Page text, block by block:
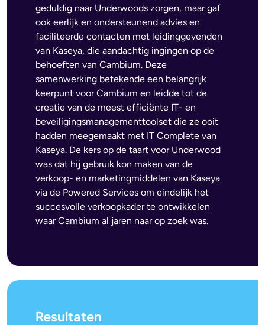
geduldig naar Underwoods zorgen, maar gaf
ook eerlijk en ondersteunend advies en
faciliteerde contacten met leidinggevenden
van Kaseya, die aandachtig ingingen op de
behoeften van Cambium. Deze
samenwerking betekende een belangrijk
keerpunt voor Cambium en leidde tot de
creatie van de meest efficiënte IT- en
beveiligingsmanagementtoolset die ze ooit
hadden meegemaakt met IT Complete van
Kaseya. De kers op de taart voor Underwood
was dat hij gebruik kon maken van de
verkoop- en marketingmiddelen van Kaseya
via de Powered Services om eindelijk het
succesvolle verkoopkader te ontwikkelen
waar Cambium al jaren naar op zoek was.
Resultaten